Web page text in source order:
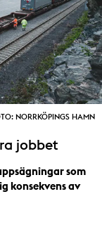
NORRKÖPINGS HAMN
jobbet
som
konsekvens av